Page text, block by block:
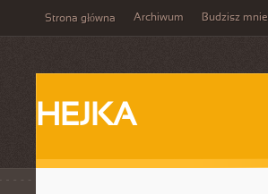
Strona główna Archiwum Budzisz mnie
HEJKA